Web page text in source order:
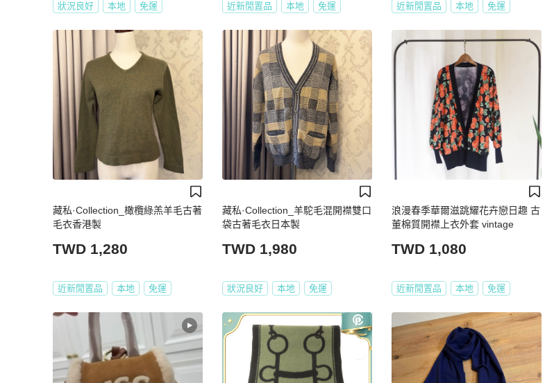
狀況良好 本地 免運 近新閒置品 本地 免運 近新閒置品 本地 免運
藏私·Collection_橄欖綠羔羊毛古著
毛衣香港製
TWD 1,280
近新閒置品 本地 免運
藏私·Collection_羊駝毛混開襟雙口
袋古著毛衣日本製
TWD 1,980
狀況良好 本地 免運
浪漫春季華爾滋跳耀花卉戀日趣 古
董棉質開襟上衣外套 vintage
TWD 1,080
近新閒置品 本地 免運